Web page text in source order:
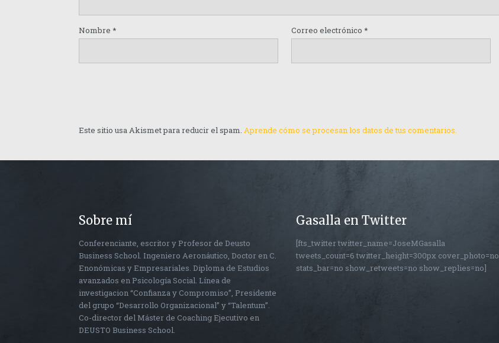
Nombre * Correo electrónico *
Este sitio usa Akismet para reducir el spam. Aprende cómo se procesan los datos de tus comentarios.
Sobre mí
Conferenciante, escritor y Profesor de Deusto
Business School. Ingeniero Aeronáutico, Doctor en C.
Enonómicas y Empresariales. Diploma de Estudios
avanzados en Psicología Social. Línea de
investigacion “Confianza y Compromiso”, Presidente
del grupo “Desarrollo Organizacional” y “Talentum”.
Co-director del Máster de Coaching Ejecutivo en
DEUSTO Business School.
Gasalla en Twitter
[fts_twitter twitter_name=JoseMGasalla
tweets_count=6 twitter_height=300px cover_photo=no
stats_bar=no show_retweets=no show_replies=no]